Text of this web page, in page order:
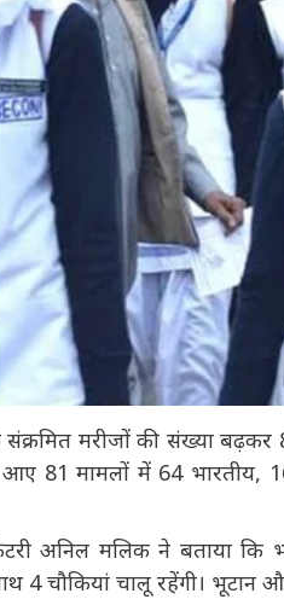
मरीजों की संख्या बढ़कर
81 मामलों में 64 भारतीय,
अनिल मलिक ने बताया कि
4 चौकियां चालू रहेंगी। भूटान